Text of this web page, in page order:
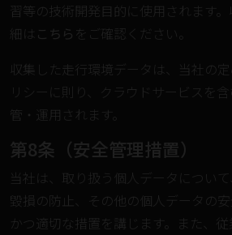
習等の技術開発目的に使用されます
細は こちら をご確認ください。
収集した走行環境データは、当社の
リシーに則り、クラウドサービスを
管・運用されます。
第8条（安全管理措置）
当社は、取り扱う個人データについ
毀損の防止、その他の個人データの
かつ適切な措置を講じます。また、